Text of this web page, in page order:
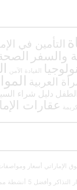
التأمين في
والسفر
القيادة الآمن
العربية
دليل شراء
عقارات
الإماراتي أسعار
5 أنشطة ممتعة لعائلتك